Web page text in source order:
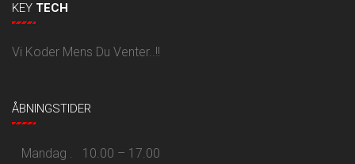
KEY TECH
Vi Koder Mens Du Venter..!!
ÅBNINGSTIDER
Mandag . 10.00 – 17.00